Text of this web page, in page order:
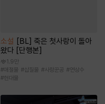
소설 [BL] 죽은 첫사랑이 돌아
왔다 [단행본]
1.9만
#애절물 #삽질물 #사랑꾼공 #연상수
#현대물